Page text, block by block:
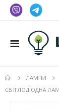
Toggle
ЛАМПИ
СВІТЛОДІОДНА